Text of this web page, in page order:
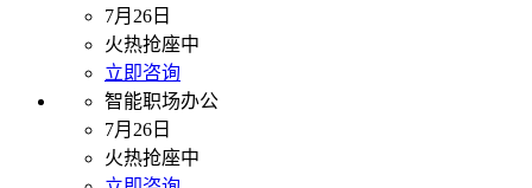
7月26日
火热抢座中
立即咨询
智能职场办公
7月26日
火热抢座中